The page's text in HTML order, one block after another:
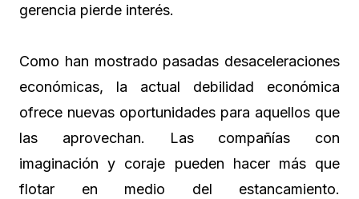
gerencia pierde interés.
Como han mostrado pasadas desaceleraciones
económicas, la actual debilidad económica
ofrece nuevas oportunidades para aquellos que
las aprovechan. Las compañías con
imaginación y coraje pueden hacer más que
flotar en medio del estancamiento.